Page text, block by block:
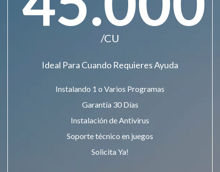
/CU
Ideal Para Cuando Requieres Ayuda
Instalando 1 o Varios Programas
Garantía 30 Días
Instalación de Antivirus
Soporte técnico en juegos
Solicita Ya!